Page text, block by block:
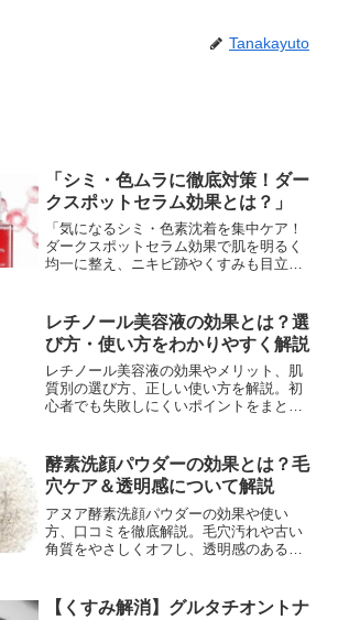
Tanakayuto
「シミ・色ムラに徹底対策！ダー
クスポットセラム効果とは？」
「気になるシミ・色素沈着を集中ケア！
ダークスポットセラム効果で肌を明るく
均一に整え、ニキビ跡やくすみも目立た
レチノール美容液の効果とは？選
び方・使い方をわかりやすく解説
レチノール美容液の効果やメリット、肌
質別の選び方、正しい使い方を解説。初
心者でも失敗しにくいポイントをまとめ
酵素洗顔パウダーの効果とは？毛
穴ケア＆透明感について解説
アヌア酵素洗顔パウダーの効果や使い
方、口コミを徹底解説。毛穴汚れや古い
角質をやさしくオフし、透明感のある肌
【くすみ解消】グルタチオントナ